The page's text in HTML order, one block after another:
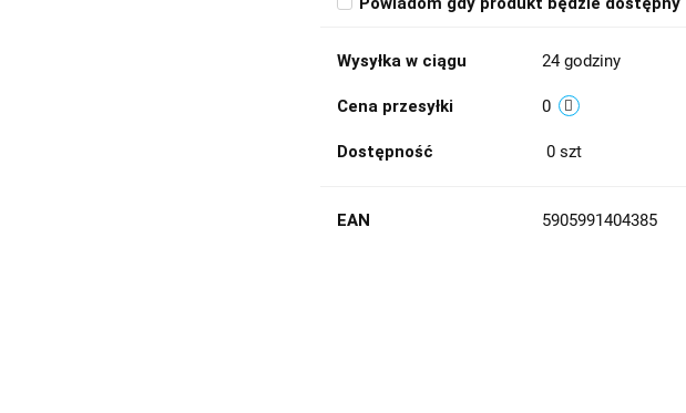
Wysyłka w ciągu 24 godziny
Cena przesyłki 0
Dostępność 0 szt
EAN 5905991404385